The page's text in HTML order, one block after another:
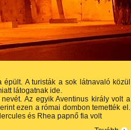
A turisták a sok látnavaló közül
látogatnak ide.
Az egyik Aventinus király volt a
ezen a római dombon temették el.
és Rhea papnő fia volt